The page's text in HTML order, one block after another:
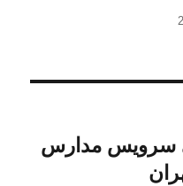
سرویس مدارس